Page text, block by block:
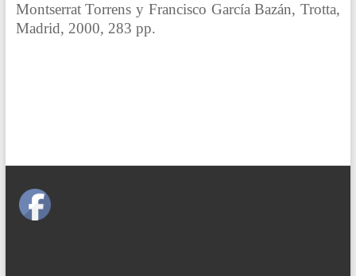
Montserrat Torrens y Francisco García Bazán, Trotta,
Madrid, 2000, 283 pp.